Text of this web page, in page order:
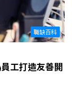
職缺百科
工打造友善開